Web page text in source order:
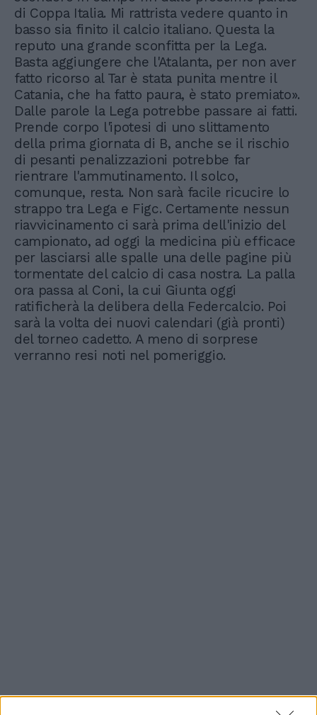
di Coppa Italia. Mi rattrista vedere quanto in
basso sia finito il calcio italiano. Questa la
reputo una grande sconfitta per la Lega.
Basta aggiungere che l'Atalanta, per non aver
fatto ricorso al Tar è stata punita mentre il
Catania, che ha fatto paura, è stato premiato».
Dalle parole la Lega potrebbe passare ai fatti.
Prende corpo l'ipotesi di uno slittamento
della prima giornata di B, anche se il rischio
di pesanti penalizzazioni potrebbe far
rientrare l'ammutinamento. Il solco,
comunque, resta. Non sarà facile ricucire lo
strappo tra Lega e Figc. Certamente nessun
riavvicinamento ci sarà prima dell'inizio del
campionato, ad oggi la medicina più efficace
per lasciarsi alle spalle una delle pagine più
tormentate del calcio di casa nostra. La palla
ora passa al Coni, la cui Giunta oggi
ratificherà la delibera della Federcalcio. Poi
sarà la volta dei nuovi calendari (già pronti)
del torneo cadetto. A meno di sorprese
verranno resi noti nel pomeriggio.